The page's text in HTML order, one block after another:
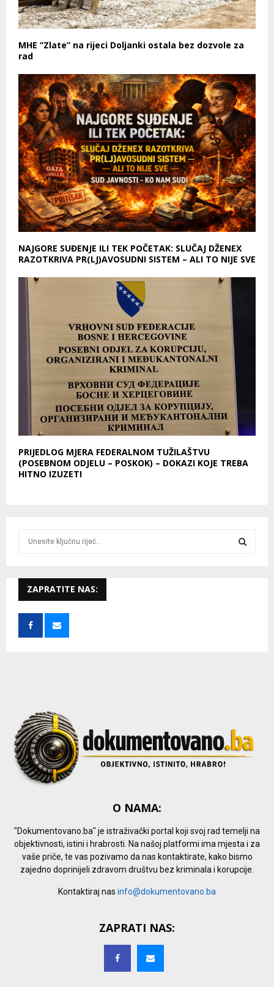
MHE “Zlate” na rijeci Doljanki ostala bez dozvole za
rad
NAJGORE SUĐENJE ILI TEK POČETAK: SLUČAJ DŽENEX
RAZOTKRIVA PR(LJ)AVOSUDNI SISTEM – ALI TO NIJE SVE
PRIJEDLOG MJERA FEDERALNOM TUŽILAŠTVU
(POSEBNOM ODJELU – POSKOK) – DOKAZI KOJE TREBA
HITNO IZUZETI
h
f
r
ZAPRATITE NAS:
O NAMA:
"Dokumentovano.ba" je istraživački portal koji svoj rad temelji na
objektivnosti, istini i hrabrosti. Na našoj platformi ima mjesta i za
vaše priče, te vas pozivamo da nas kontaktirate, kako bismo
zajedno doprinijeli zdravom društvu bez kriminala i korupcije.
Kontaktiraj nas info@dokumentovano.ba
ZAPRATI NAS: